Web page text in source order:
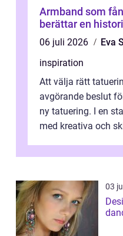
Armband som
berättar en
06 juli 2026
Eva
inspiration
Att välja rätt
avgörande beslut
ny tatuering. I en
med kreativa och
03